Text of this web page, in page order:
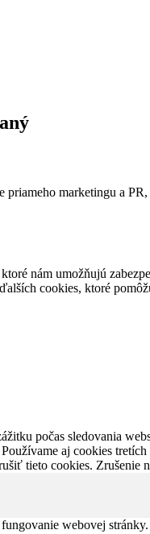
priameho marketingu a
nám umožňujú
cookies, ktoré
počas sledovania
aj cookies
tieto cookies.
webovej